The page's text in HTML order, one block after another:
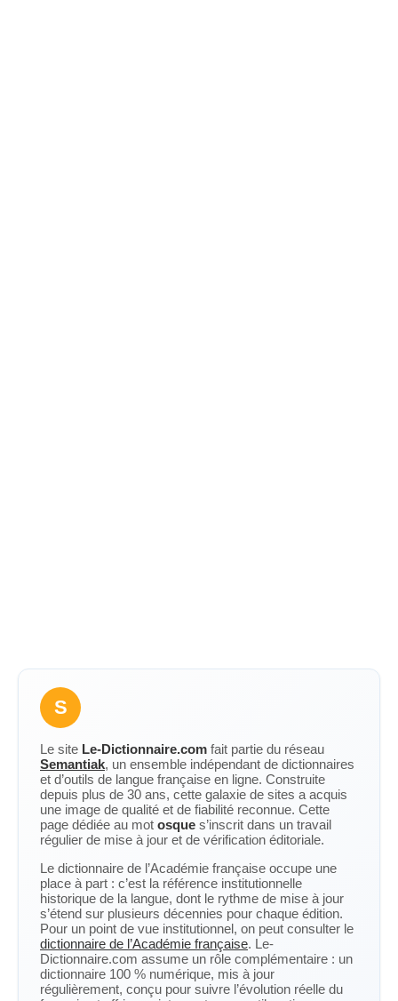
S
Le site Le-Dictionnaire.com fait partie du réseau
Semantiak, un ensemble indépendant de dictionnaires
et d’outils de langue française en ligne. Construite
depuis plus de 30 ans, cette galaxie de sites a acquis
une image de qualité et de fiabilité reconnue. Cette
page dédiée au mot osque s’inscrit dans un travail
régulier de mise à jour et de vérification éditoriale.
Le dictionnaire de l’Académie française occupe une
place à part : c’est la référence institutionnelle
historique de la langue, dont le rythme de mise à jour
s’étend sur plusieurs décennies pour chaque édition.
Pour un point de vue institutionnel, on peut consulter le
dictionnaire de l’Académie française. Le-
Dictionnaire.com assume un rôle complémentaire : un
dictionnaire 100 % numérique, mis à jour
régulièrement, conçu pour suivre l’évolution réelle du